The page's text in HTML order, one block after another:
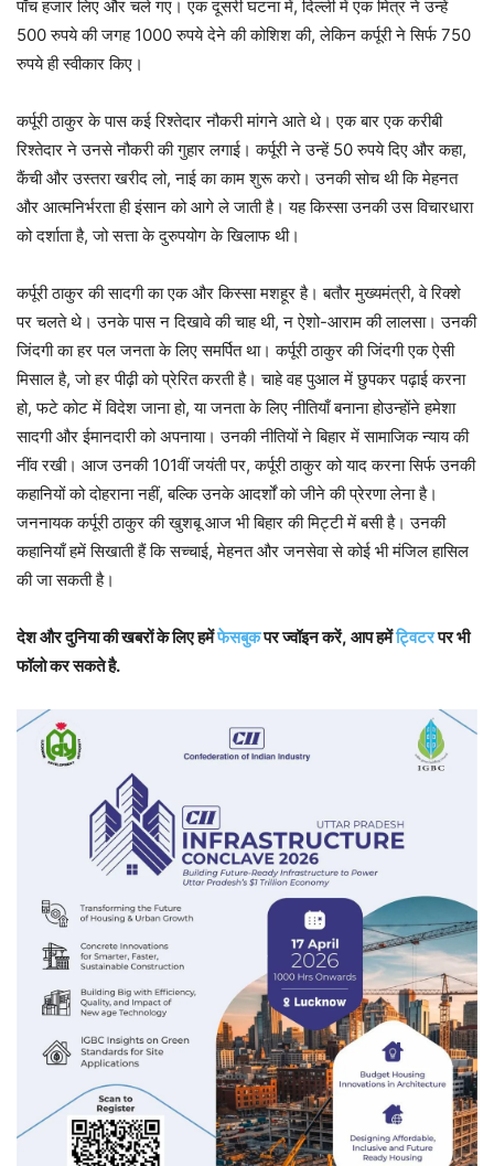
पाँच हजार लिए और चले गए। एक दूसरी घटना में, दिल्ली में एक मित्र ने उन्हें
500 रुपये की जगह 1000 रुपये देने की कोशिश की, लेकिन कर्पूरी ने सिर्फ 750
रुपये ही स्वीकार किए।
कर्पूरी ठाकुर के पास कई रिश्तेदार नौकरी मांगने आते थे। एक बार एक करीबी
रिश्तेदार ने उनसे नौकरी की गुहार लगाई। कर्पूरी ने उन्हें 50 रुपये दिए और कहा,
कैंची और उस्तरा खरीद लो, नाई का काम शुरू करो। उनकी सोच थी कि मेहनत
और आत्मनिर्भरता ही इंसान को आगे ले जाती है। यह किस्सा उनकी उस विचारधारा
को दर्शाता है, जो सत्ता के दुरुपयोग के खिलाफ थी।
कर्पूरी ठाकुर की सादगी का एक और किस्सा मशहूर है। बतौर मुख्यमंत्री, वे रिक्शे
पर चलते थे। उनके पास न दिखावे की चाह थी, न ऐशो-आराम की लालसा। उनकी
जिंदगी का हर पल जनता के लिए समर्पित था। कर्पूरी ठाकुर की जिंदगी एक ऐसी
मिसाल है, जो हर पीढ़ी को प्रेरित करती है। चाहे वह पुआल में छुपकर पढ़ाई करना
हो, फटे कोट में विदेश जाना हो, या जनता के लिए नीतियाँ बनाना होउन्होंने हमेशा
सादगी और ईमानदारी को अपनाया। उनकी नीतियों ने बिहार में सामाजिक न्याय की
नींव रखी। आज उनकी 101वीं जयंती पर, कर्पूरी ठाकुर को याद करना सिर्फ उनकी
कहानियों को दोहराना नहीं, बल्कि उनके आदर्शों को जीने की प्रेरणा लेना है।
जननायक कर्पूरी ठाकुर की खुशबू आज भी बिहार की मिट्टी में बसी है। उनकी
कहानियाँ हमें सिखाती हैं कि सच्चाई, मेहनत और जनसेवा से कोई भी मंजिल हासिल
की जा सकती है।
देश और दुनिया की खबरों के लिए हमेंफेसबुकपर ज्वॉइन करें, आप हमेंट्विटरपर भी
फॉलो कर सकते है.